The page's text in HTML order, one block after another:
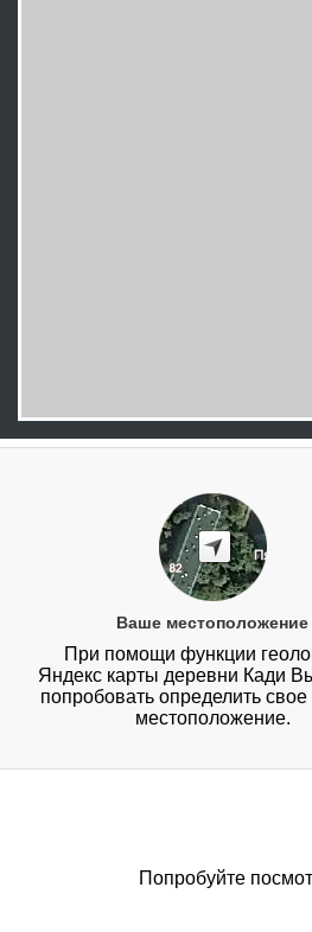
Ваше местоположение
При помощи функции
Яндекс карты деревни Кади
попробовать определить
местоположение.
Попробуйте